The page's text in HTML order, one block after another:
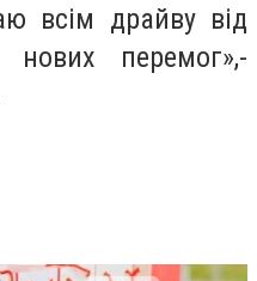
всім драйву від
нових перемог»,-